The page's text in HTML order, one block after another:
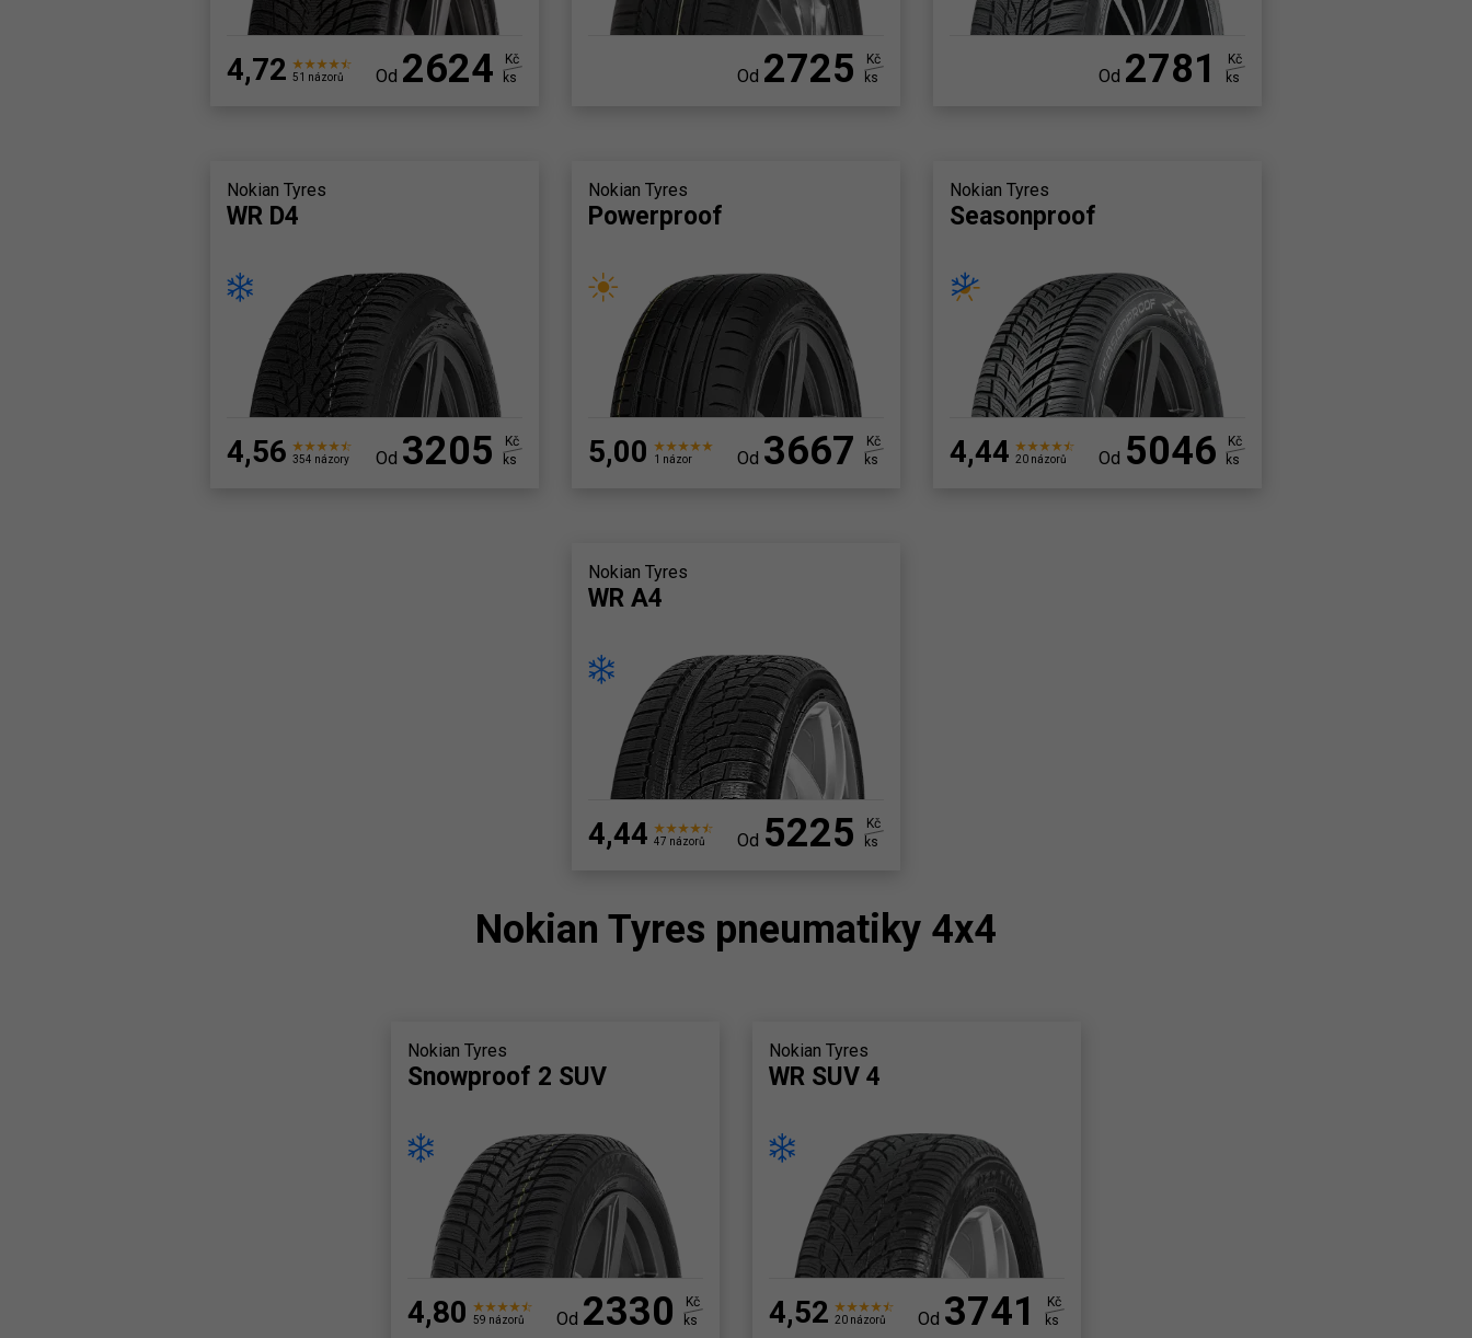
4,72 51 názorů Od 2624
Kč
ks
Od 2725
Kč
ks
Od 2781
Kč
ks
Nokian Tyres
WR D4
4,56 354 názory Od 3205
Kč
ks
Nokian Tyres
Powerproof
5,00 1 názor Od 3667
Kč
ks
Nokian Tyres
Seasonproof
4,44 20 názorů Od 5046
Kč
ks
Nokian Tyres
WR A4
4,44 47 názorů Od 5225
Kč
ks
Nokian Tyres pneumatiky 4x4
Nokian Tyres
Snowproof 2 SUV
4,80 59 názorů Od 2330
Kč
ks
Nokian Tyres
WR SUV 4
4,52 20 názorů Od 3741
Kč
ks